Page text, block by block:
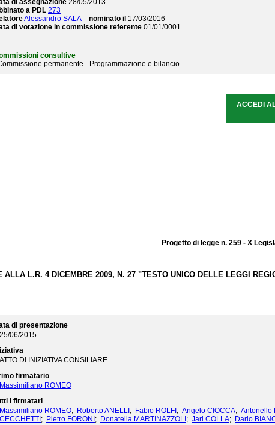
di assegnazione 28/05/2013
a PDL 273
Alessandro SALA nominato il 17/03/2016
di votazione in commissione referente 01/01/0001
consultive
permanente - Programmazione e bilancio
ACCEDI
Progetto di legge n. 259 - X
ALLA L.R. 4 DICEMBRE 2009, N. 27 "TESTO UNICO DELLE LEGGI
di presentazione
25/06/2015
ATTO DI INIZIATIVA CONSILIARE
firmatario
Massimiliano ROMEO
i firmatari
Massimiliano ROMEO; Roberto ANELLI ; Fabio ROLFI ; Angelo CIOCCA; Antonello
CECCHETTI ; Pietro FORONI ; Donatella MARTINAZZOLI ; Jari COLLA; Dario